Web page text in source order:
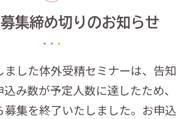
集締め切りのお知らせ
ました体外受精セミナーは、告知
み数が予定人数に達したため、
募集を終了いたしました。お申込